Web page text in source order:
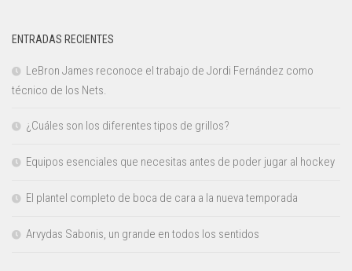
ENTRADAS RECIENTES
LeBron James reconoce el trabajo de Jordi Fernández como
técnico de los Nets.
¿Cuáles son los diferentes tipos de grillos?
Equipos esenciales que necesitas antes de poder jugar al hockey
El plantel completo de boca de cara a la nueva temporada
Arvydas Sabonis, un grande en todos los sentidos